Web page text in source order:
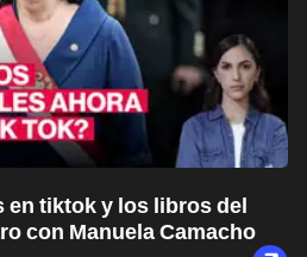
en tiktok y los libros del
con Manuela Camacho